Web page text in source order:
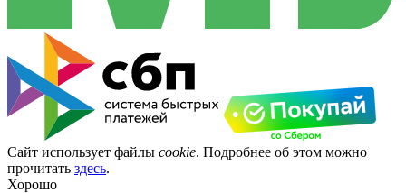
Сайт использует файлы cookie. Подробнее об этом можно
прочитать здесь.
Хорошо